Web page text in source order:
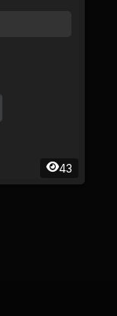
43